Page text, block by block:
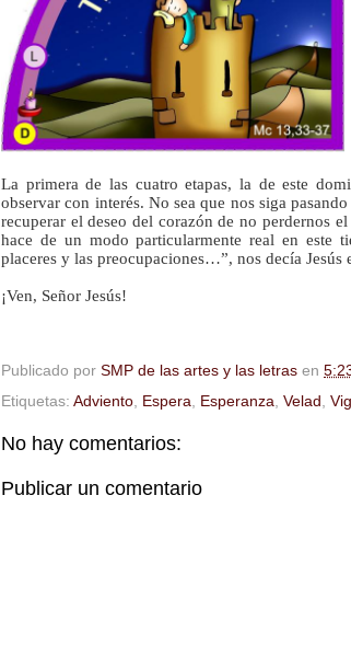
La primera de las cuatro etapas, la de este
observar con interés. No sea que nos siga
recuperar el deseo del corazón de no perdernos
hace de un modo particularmente real en este
placeres y las preocupaciones…”, nos decía
¡Ven, Señor Jesús!
Publicado por SMP de las artes y las letras en
Etiquetas: Adviento Espera Esperanza Velad
No hay comentarios:
Publicar un comentario